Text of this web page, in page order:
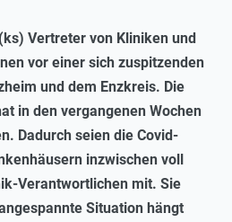
Vertreter von Kliniken und
vor einer sich zuspitzenden
und dem Enzkreis. Die
in den vergangenen Wochen
Dadurch seien die Covid-
inzwischen voll
Verantwortlichen mit. Sie
Situation hängt